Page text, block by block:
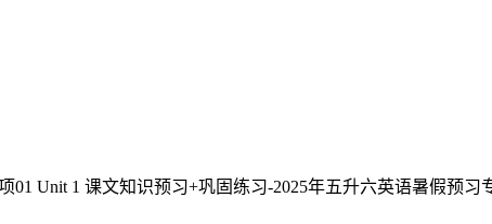
01 Unit 1 课文知识预习+巩固练习-2025年五升六英语暑假预习